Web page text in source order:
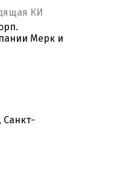
КИ
Мерк и
Санкт-